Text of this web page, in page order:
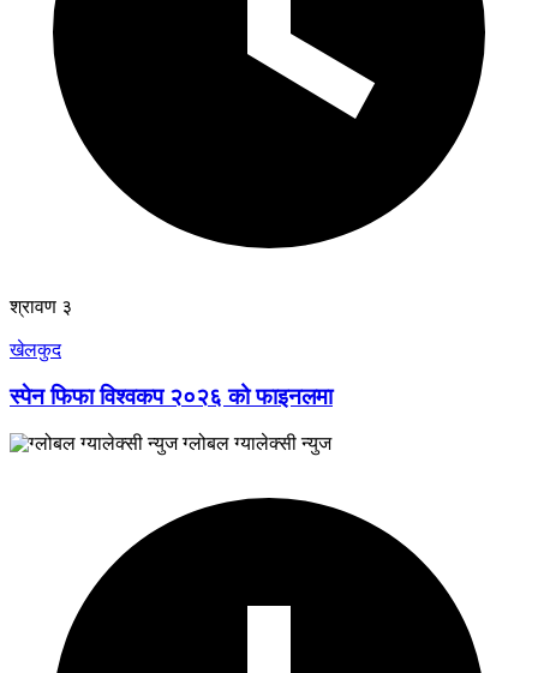
श्रावण ३
खेलकुद
स्पेन फिफा विश्वकप २०२६ को फाइनलमा
ग्लोबल ग्यालेक्सी न्युज